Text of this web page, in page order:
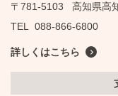
〒781-5103
高知県高
TEL
088-866-6800
詳しくはこちら